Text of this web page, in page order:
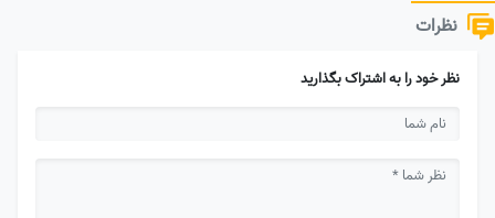
نظرات
نظر خود را به اشتراک بگذارید